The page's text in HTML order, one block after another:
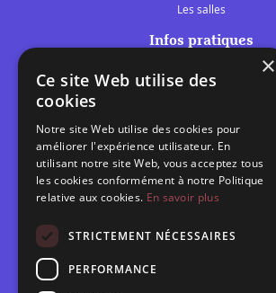
Les salles
Infos pratiques
Les belles scènes audomaroises
Calendrier
Programme des spectacles
Brèves
Espace scolaire
×
Ce site Web utilise des
cookies
Notre site Web utilise des cookies pour
améliorer l'expérience utilisateur. En
utilisant notre site Web, vous acceptez tous
les cookies conformément à notre Politique
relative aux cookies. En savoir plus
STRICTEMENT NÉCESSAIRES
PERFORMANCE